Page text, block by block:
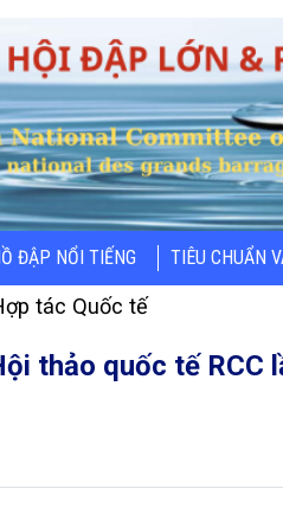
ĐẬP NỔI TIẾNG TIÊU CHUẨN
tác Quốc tế
thảo quốc tế